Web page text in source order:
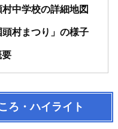
中学校の詳細地図
村まつり」の様子
要
ろ・ハイライト